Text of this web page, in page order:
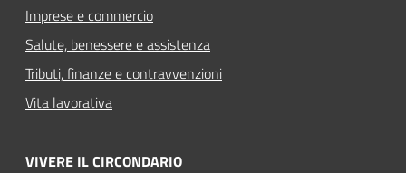
Imprese e commercio
Salute, benessere e assistenza
Tributi, finanze e contravvenzioni
Vita lavorativa
VIVERE IL CIRCONDARIO